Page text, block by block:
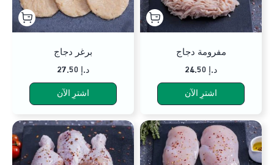
مفرومة دجاج
24.50 د.إ
اشترِ الآن
برغر دجاج
27.50 د.إ
اشترِ الآن